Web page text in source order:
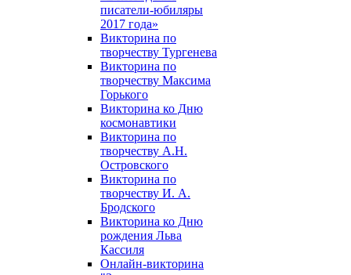
писатели-юбиляры
2017 года»
Викторина по
творчеству Тургенева
Викторина по
творчеству Максима
Горького
Викторина ко Дню
космонавтики
Викторина по
творчеству А.Н.
Островского
Викторина по
творчеству И. А.
Бродского
Викторина ко Дню
рождения Льва
Кассиля
Онлайн-викторина